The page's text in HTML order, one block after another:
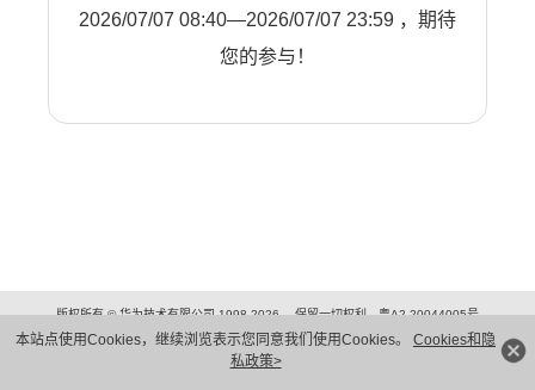
本站点使用Cookies，继续浏览表示您同意我们使用Cookies。 Cookies和隐
私政策>
2026/07/07 08:40—2026/07/07 23:59 ，期待
您的参与！
版权所有 © 华为技术有限公司 1998-2026。 保留一切权利。粤A2-20044005号
隐私保护
法律声明